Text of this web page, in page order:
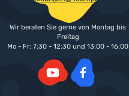
Wir beraten Sie gerne von Montag bis
Freitag
Mo - Fr: 7:30 - 12:30 und 13:00 - 16:00